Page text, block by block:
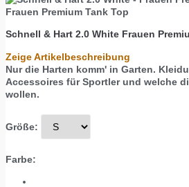
Frauen Premium Tank Top
Schnell & Hart 2.0 White Frauen
Zeige Artikelbeschreibung
Nur die Harten komm' in Garten.
Accessoires für Sportler und welche
wollen.
Größe:
Farbe: